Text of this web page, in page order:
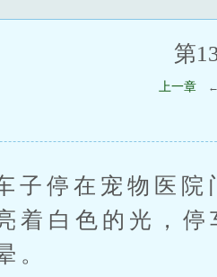
第
上一章 ←
在宠物医院门
着白色的光，
。